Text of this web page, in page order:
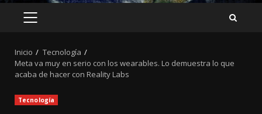
MENÚ
Inicio
Tecnología
Meta va muy en serio con los wearables. Lo demuestra lo que
acaba de hacer con Reality Labs
Tecnología